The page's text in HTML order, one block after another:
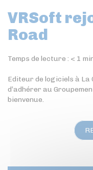
VRSoft
Road
Temps de lecture : < 1
Editeur de logiciels à La
d’adhérer au
bienvenue.